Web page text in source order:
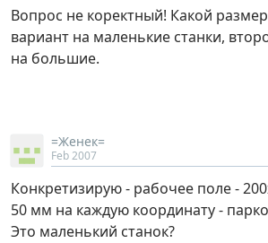
Вопрос не коректный! Какой
вариант на маленькие станки,
на большие.
=Женек=
Feb 2007
Конкретизирую - рабочее поле -
50 мм на каждую координату -
Это маленький станок?